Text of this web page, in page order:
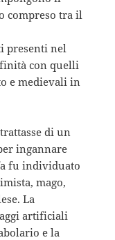
compreso tra il
presenti nel
con quelli
e medievali in
di un
ingannare
fu individuato
mago,
La
artificiali
e la